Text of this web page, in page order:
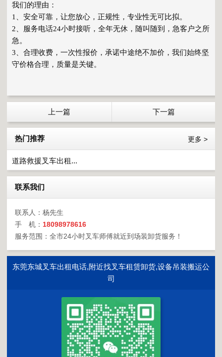
我们的理由：
1、安全可靠，让您放心，正规性，专业性无可比拟。
2、服务电话24小时接听，全年无休，随叫随到，急客户之所
急。
3、合理收费，一次性报价，承诺中途绝不加价，我们始终坚
守价格合理，质量是关键。
上一篇 下一篇
热门推荐 更多 >
道路救援叉车出租...
联系我们
联系人：杨先生
手 机： 18098978616
服务范围：全市24小时叉车师傅就近到场装卸货服务！
东莞东城叉车出租电话,附近找叉车租赁卸货,设备吊装搬运公
司